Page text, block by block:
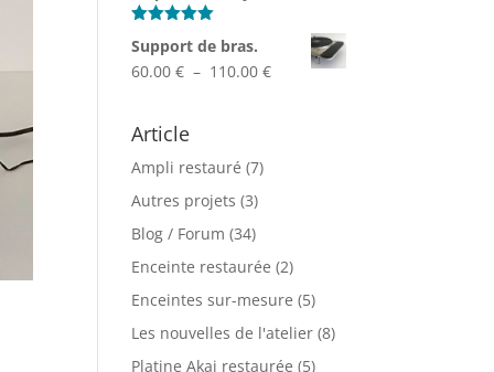
sur 5
Support de bras.
60.00€ – 110.00€Plage
Article
Ampli restauré (7)
Autres projets (3)
Blog / Forum (34)
Enceinte restaurée (2)
Enceintes sur-mesure (5)
Les nouvelles de l'atelier (8)
Platine Akai restaurée (5)